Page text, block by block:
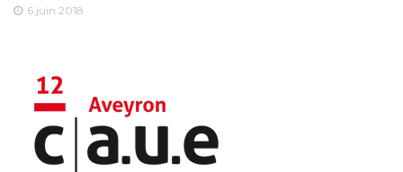
6 juin 2018